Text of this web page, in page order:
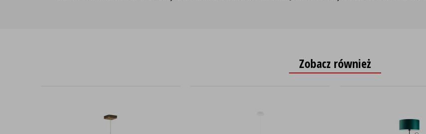
Zobacz również